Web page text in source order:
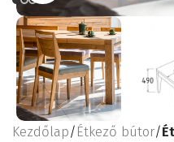
Kezdőlap Étkező bútor